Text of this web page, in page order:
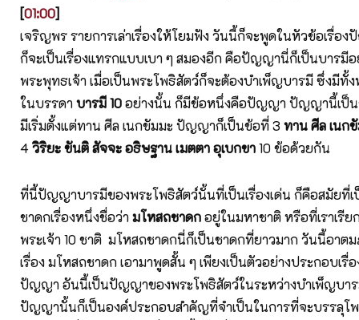
[01:00]
เจริญพร รายการเล่าเรื่องให้โยมฟัง วันนี้ก็จะพูดในหัวข้อเรื่อ
ก็จะเป็นเรื่องแทรกแบบเบา ๆ สมองอีก คือปัญญานี่ก็เป็นบารมี
พระพุทธเจ้า เมื่อเป็นพระโพธิสัตว์ก็จะต้องบำเพ็ญบารมี ซึ่งมีทั้ง
ในบรรดาบารมี 10อย่างนั้น ก็มีข้อหนึ่งคือปัญญา ปัญญานี้เป็น
มีเริ่มตั้งแต่ทาน ศีล เนกขัมมะ ปัญญาก็เป็นข้อที่ 3 ทาน ศีล เน
4วิริยะ ขันติ สัจจะ อธิษฐาน เมตตา อุเบกขา10 ข้อด้วยกัน
ที่นี้ปัญญาบารมีของพระโพธิสัตว์นั้นที่เป็นเรื่องเด่น ก็คือสมัยที่
ชาดกเรื่องหนึ่งชื่อว่ามโหสถชาดกอยู่ในมหาชาติ หรือที่เราเรี
พระเจ้า 10 ชาติ มโหสถชาดกนี่ก็เป็นชาดกที่ยาวมาก วันนี้อาต
เรื่อง มโหสถชาดก เอามาพูดสั้น ๆ เพียงเป็นตัวอย่างประกอบเรื่
ปัญญา อันนี้เป็นปัญญาของพระโพธิสัตว์ในระหว่างบำเพ็ญบาร
ปัญญานั้นก็เป็นองค์ประกอบสำคัญที่จำเป็นในการที่จะบรรลุโ